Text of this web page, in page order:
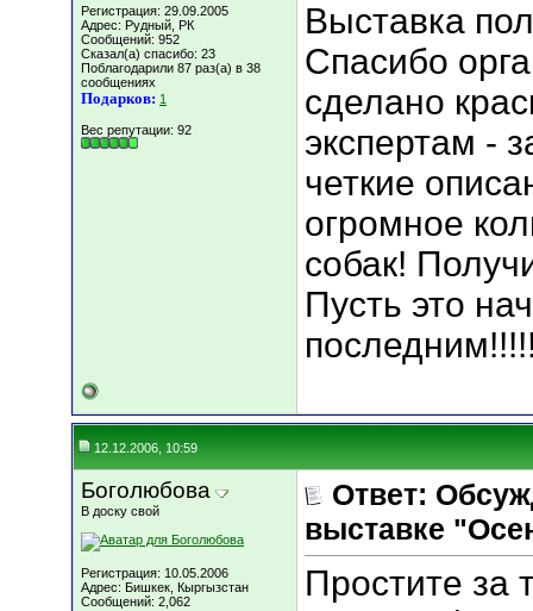
Регистрация: 29.09.2005
Адрес: Рудный, РК
Сообщений: 952
Сказал(а) спасибо: 23
Поблагодарили 87 раз(а) в 38
сообщениях
Подарков: 1
Вес репутации: 92
Выставка
Спасибо
сделано
экспертам -
четкие
огромное
собак!
Пусть это
12.12.2006, 10:59
Боголюбова
В доску свой
Регистрация: 10.05.2006
Адрес: Бишкек, Кыргызстан
Сообщений: 2,062
Ответ:
выставке
Простите за